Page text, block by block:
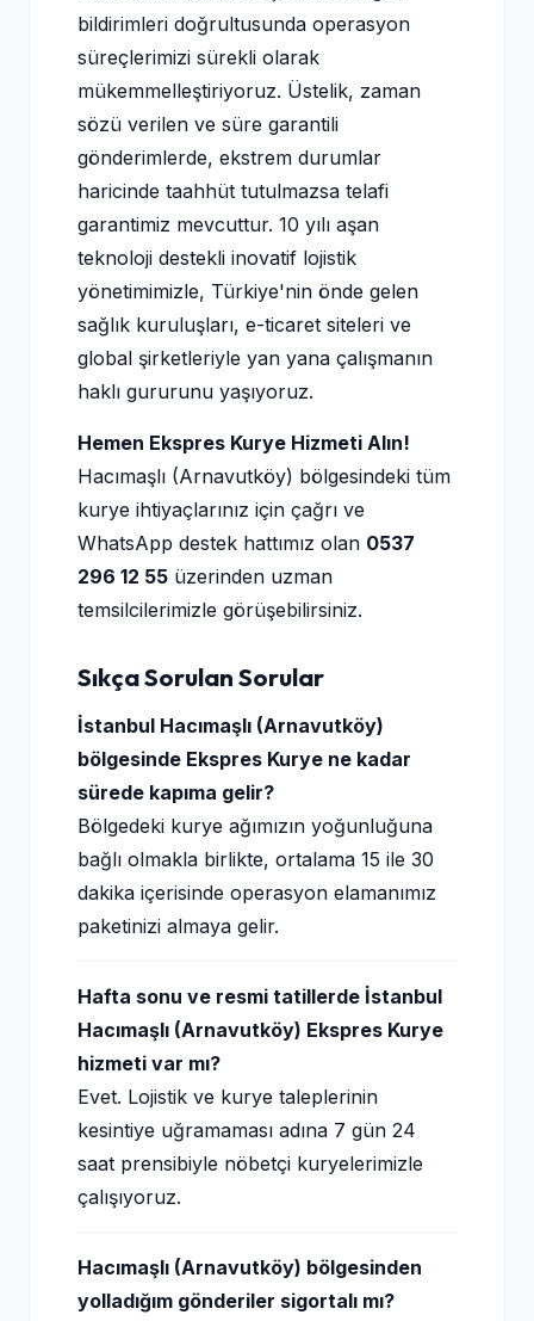
bildirimleri doğrultusunda operasyon
süreçlerimizi sürekli olarak
mükemmelleştiriyoruz. Üstelik, zaman
sözü verilen ve süre garantili
gönderimlerde, ekstrem durumlar
haricinde taahhüt tutulmazsa telafi
garantimiz mevcuttur. 10 yılı aşan
teknoloji destekli inovatif lojistik
yönetimimizle, Türkiye'nin önde gelen
sağlık kuruluşları, e-ticaret siteleri ve
global şirketleriyle yan yana çalışmanın
haklı gururunu yaşıyoruz.
Hemen Ekspres Kurye Hizmeti Alın!
Hacımaşlı (Arnavutköy) bölgesindeki tüm
kurye ihtiyaçlarınız için çağrı ve
WhatsApp destek hattımız olan 0537
296 12 55 üzerinden uzman
temsilcilerimizle görüşebilirsiniz.
Sıkça Sorulan Sorular
İstanbul Hacımaşlı (Arnavutköy)
bölgesinde Ekspres Kurye ne kadar
sürede kapıma gelir?
Bölgedeki kurye ağımızın yoğunluğuna
bağlı olmakla birlikte, ortalama 15 ile 30
dakika içerisinde operasyon elamanımız
paketinizi almaya gelir.
Hafta sonu ve resmi tatillerde İstanbul
Hacımaşlı (Arnavutköy) Ekspres Kurye
hizmeti var mı?
Evet. Lojistik ve kurye taleplerinin
kesintiye uğramaması adına 7 gün 24
saat prensibiyle nöbetçi kuryelerimizle
çalışıyoruz.
Hacımaşlı (Arnavutköy) bölgesinden
yolladığım gönderiler sigortalı mı?